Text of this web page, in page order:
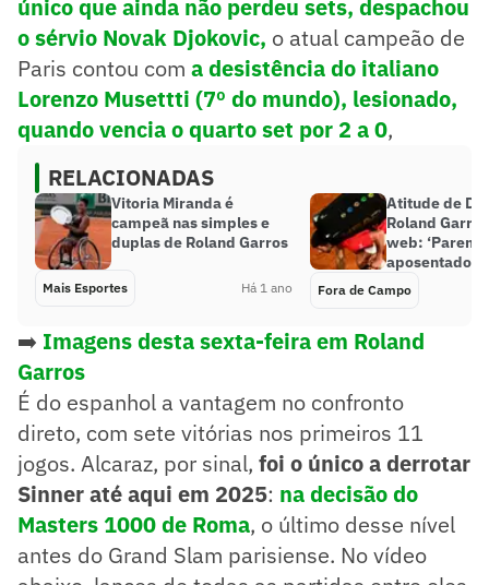
único que ainda não perdeu sets, despachou
o sérvio Novak Djokovic, o atual campeão de
Paris contou com a desistência do italiano
Lorenzo Musettti (7º do mundo), lesionado,
quando vencia o quarto set por 2 a 0,
RELACIONADAS
Vitoria Miranda é
campeã nas simples e
duplas de Roland Garros
Mais Esportes Há 1 ano
Atitude de
Roland
web: ‘Parem
Fora de Campo
➡️ Imagens desta sexta-feira em Roland
Garros
É do espanhol a vantagem no confronto
direto, com sete vitórias nos primeiros 11
jogos. Alcaraz, por sinal, foi o único a derrotar
Sinner até aqui em 2025: na decisão do
Masters 1000 de Roma, o último desse nível
antes do Grand Slam parisiense. No vídeo